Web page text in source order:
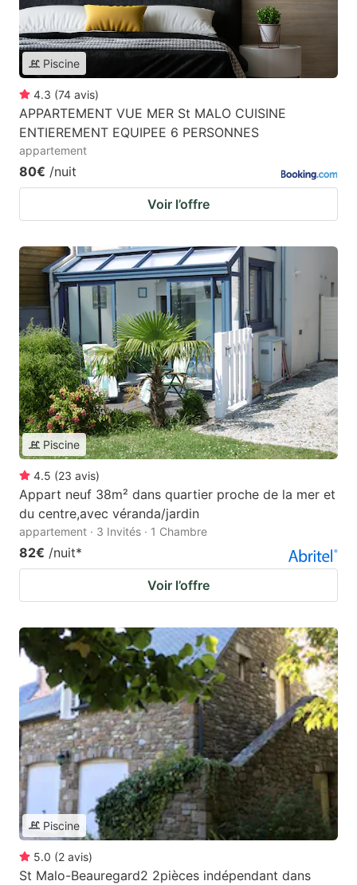
Piscine
4.3 (74 avis)
APPARTEMENT VUE MER St MALO CUISINE
ENTIEREMENT EQUIPEE 6 PERSONNES
appartement
80€ /nuit
Voir l’offre
Piscine
4.5 (23 avis)
Appart neuf 38m² dans quartier proche de la mer et
du centre,avec véranda/jardin
appartement · 3 Invités · 1 Chambre
82€ /nuit*
Voir l’offre
Piscine
5.0 (2 avis)
St Malo-Beauregard2 2pièces indépendant dans